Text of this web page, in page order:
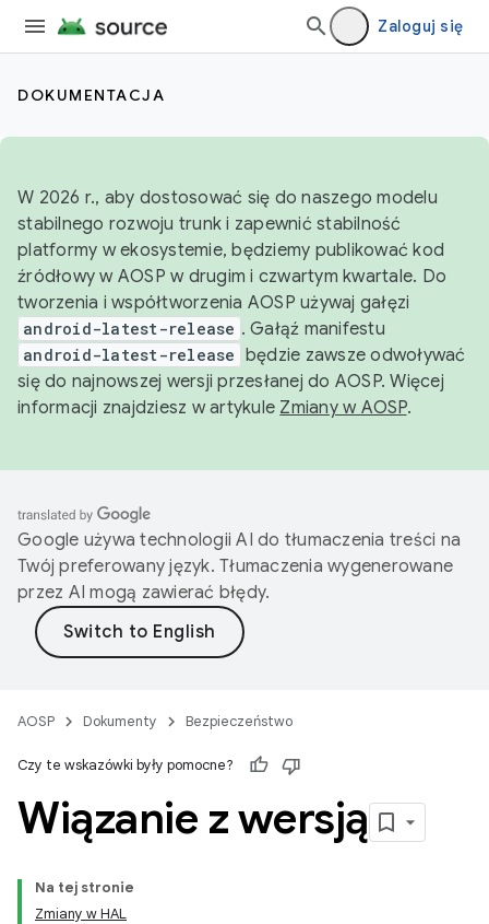
Zaloguj się
DOKUMENTACJA
W 2026 r., aby dostosować się do naszego modelu
stabilnego rozwoju trunk i zapewnić stabilność
platformy w ekosystemie, będziemy publikować kod
źródłowy w AOSP w drugim i czwartym kwartale. Do
tworzenia i współtworzenia AOSP używaj gałęzi
android-latest-release . Gałąź manifestu
android-latest-release będzie zawsze odwoływać
się do najnowszej wersji przesłanej do AOSP. Więcej
informacji znajdziesz w artykule Zmiany w AOSP.
Google używa technologii AI do tłumaczenia treści na
Twój preferowany język. Tłumaczenia wygenerowane
przez AI mogą zawierać błędy.
AOSP Dokumenty Bezpieczeństwo
Czy te wskazówki były pomocne?
Wiązanie z wersją
Na tej stronie
Zmiany w HAL